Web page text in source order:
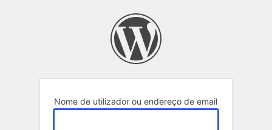
Nome de utilizador ou endereço de email